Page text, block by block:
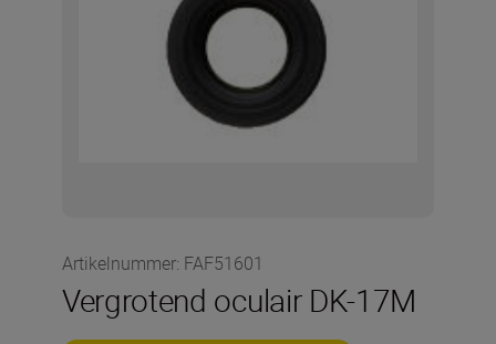
Artikelnummer: FAF51601
Vergrotend oculair DK-17M